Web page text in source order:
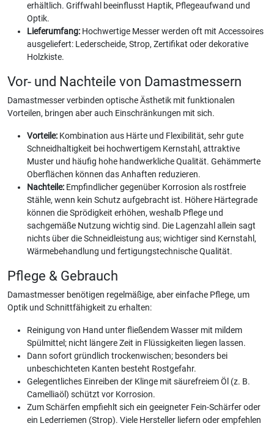
erhältlich. Griffwahl beeinflusst Haptik, Pflegeaufwand und
Optik.
Lieferumfang: Hochwertige Messer werden oft mit Accessoires
ausgeliefert: Lederscheide, Strop, Zertifikat oder dekorative
Holzkiste.
Vor- und Nachteile von Damastmessern
Damastmesser verbinden optische Ästhetik mit funktionalen
Vorteilen, bringen aber auch Einschränkungen mit sich.
Vorteile: Kombination aus Härte und Flexibilität, sehr gute
Schneidhaltigkeit bei hochwertigem Kernstahl, attraktive
Muster und häufig hohe handwerkliche Qualität. Gehämmerte
Oberflächen können das Anhaften reduzieren.
Nachteile: Empfindlicher gegenüber Korrosion als rostfreie
Stähle, wenn kein Schutz aufgebracht ist. Höhere Härtegrade
können die Sprödigkeit erhöhen, weshalb Pflege und
sachgemäße Nutzung wichtig sind. Die Lagenzahl allein sagt
nichts über die Schneidleistung aus; wichtiger sind Kernstahl,
Wärmebehandlung und fertigungstechnische Qualität.
Pflege & Gebrauch
Damastmesser benötigen regelmäßige, aber einfache Pflege, um
Optik und Schnittfähigkeit zu erhalten:
Reinigung von Hand unter fließendem Wasser mit mildem
Spülmittel; nicht längere Zeit in Flüssigkeiten liegen lassen.
Dann sofort gründlich trockenwischen; besonders bei
unbeschichteten Kanten besteht Rostgefahr.
Gelegentliches Einreiben der Klinge mit säurefreiem Öl (z. B.
Camelliaöl) schützt vor Korrosion.
Zum Schärfen empfiehlt sich ein geeigneter Fein-Schärfer oder
ein Lederriemen (Strop). Viele Hersteller liefern oder empfehlen